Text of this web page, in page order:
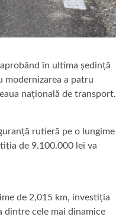
în ultima ședință
modernizarea a patru
națională de transport.
rutieră pe o lungime
de 9.100.000 lei va
de 2,015 km, investiția
dintre cele mai dinamice